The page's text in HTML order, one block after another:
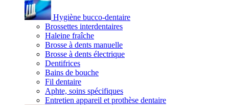
Hygiène bucco-dentaire
Brossettes interdentaires
Haleine fraîche
Brosse à dents manuelle
Brosse à dents électrique
Dentifrices
Bains de bouche
Fil dentaire
Aphte, soins spécifiques
Entretien appareil et prothèse dentaire